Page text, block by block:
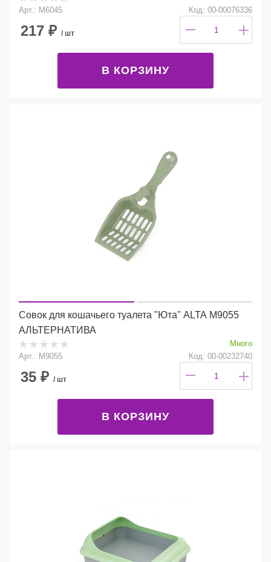
Арт.: М6045
Код: 00-00076336
217 ₽ / шт
В КОРЗИНУ
Совок для кошачьего туалета "Юта" ALTA М9055
АЛЬТЕРНАТИВА
Много
Арт.: М9055
Код: 00-00232740
35 ₽ / шт
В КОРЗИНУ